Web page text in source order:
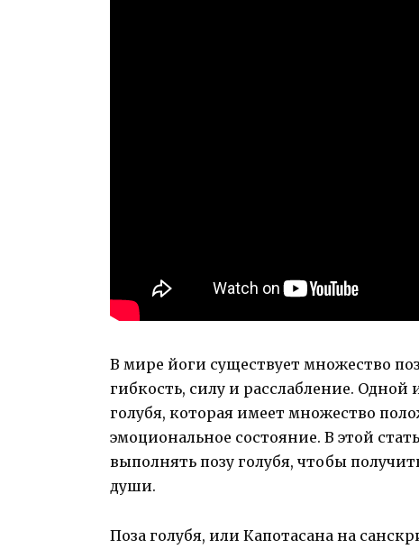
В мире йоги существует множество
гибкость, силу и расслабление. Одной
голубя, которая имеет множество
эмоциональное состояние. В этой
выполнять позу голубя, чтобы
души.
Поза голубя, или Капотасана на